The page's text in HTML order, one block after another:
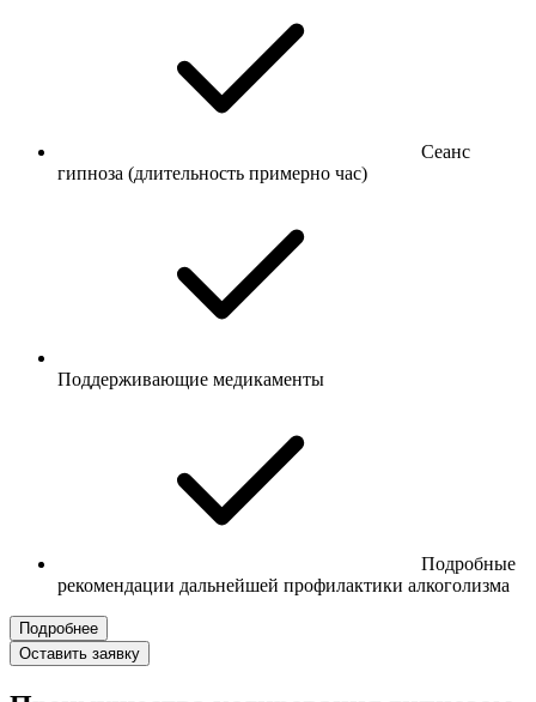
Сеанс
гипноза (длительность примерно час)
Поддерживающие медикаменты
Подробные
рекомендации дальнейшей профилактики алкоголизма
Подробнее
Оставить заявку